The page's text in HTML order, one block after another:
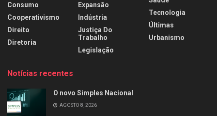
Consumo
Cooperativismo
Direito
Diretoria
Expansão
Indústria
Justiça Do
Trabalho
Legislação
Tecnologia
Últimas
Urbanismo
Notícias recentes
O novo Simples Nacional
AGOSTO 8, 2026